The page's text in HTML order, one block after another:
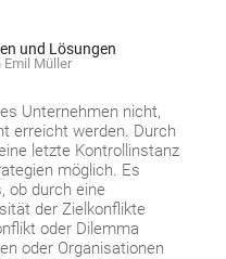
und Lösungen
Emil Müller
Unternehmen nicht,
erreicht werden. Durch
letzte Kontrollinstanz
möglich. Es
ob durch eine
der Zielkonflikte
oder Dilemma
oder Organisationen